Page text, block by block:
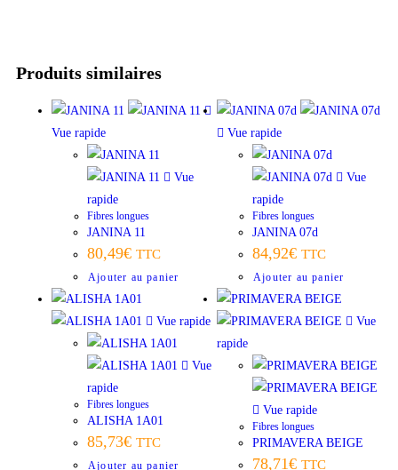
Produits similaires
Vue rapide
Vue
rapide
Fibres longues
JANINA 11
80,49€ TTC
Ajouter au panier
Vue rapide
Vue
rapide
Fibres longues
JANINA 07d
84,92€ TTC
Ajouter au panier
Vue rapide
Vue
rapide
Fibres longues
ALISHA 1A01
85,73€ TTC
Ajouter au panier
Vue
rapide
Vue rapide
Fibres longues
PRIMAVERA BEIGE
78,71€ TTC